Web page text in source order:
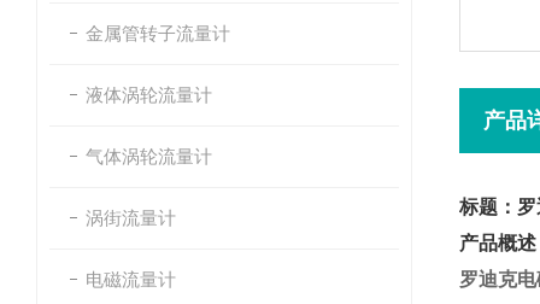
金属管转子流量计
液体涡轮流量计
气体涡轮流量计
涡街流量计
电磁流量计
产品
标题：
产品概述
罗迪克